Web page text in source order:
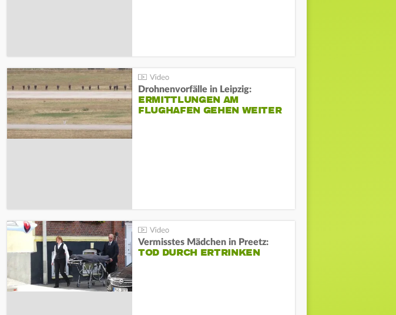
Drohnenvorfälle in Leipzig:
ERMITTLUNGEN AM
FLUGHAFEN GEHEN WEITER
Vermisstes Mädchen in Preetz:
TOD DURCH ERTRINKEN